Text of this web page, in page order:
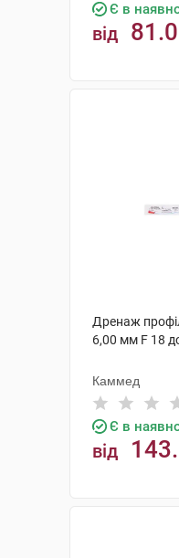
Є в
від
Дренаж
6,00 мм F 18
Каммед
Є в
від